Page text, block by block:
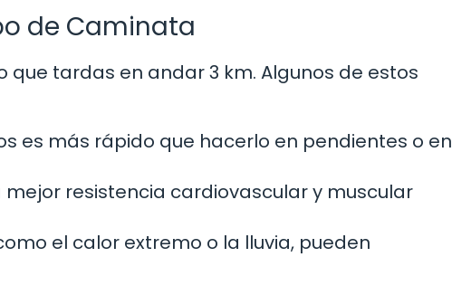
de Caminata
tardas en andar 3 km. Algunos de estos
es más rápido que hacerlo en pendientes o en
mejor resistencia cardiovascular y muscular
el calor extremo o la lluvia, pueden